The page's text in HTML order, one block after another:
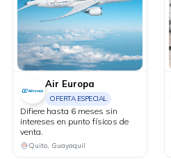
Air Europa
OFERTA ESPECIAL
Difiere hasta 6 meses sin
intereses en punto físicos de
venta.
Quito, Guayaquil